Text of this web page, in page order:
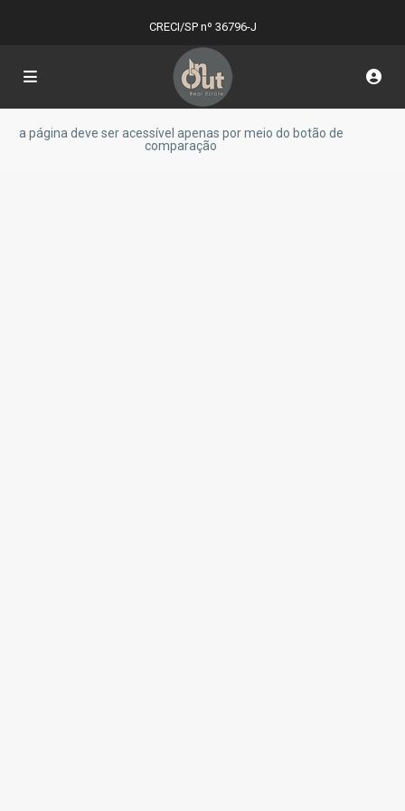
CRECI/SP nº 36796-J
a página deve ser acessível apenas por meio do botão de
comparação